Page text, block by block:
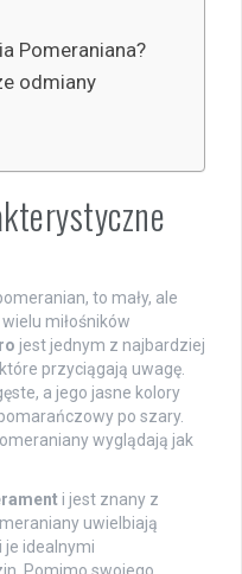
Pomeraniana?
odmiany
to mały, ale
miłośników
jest jednym z najbardziej
przyciągają uwagę.
a jego jasne kolory
po szary.
wyglądają jak
i jest znany z
uwielbiają
je idealnymi